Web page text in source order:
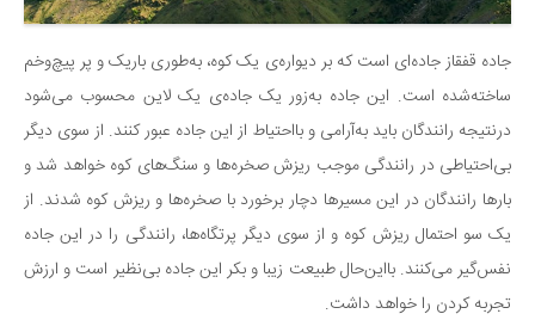
جاده قفقاز جاده‌ای است که بر دیواره‌ی یک کوه، به‌طوری باریک و پر پیچ‌وخم
ساخته‌شده است. این جاده به‌زور یک جاده‌ی یک لاین محسوب می‌شود
درنتیجه رانندگان باید به‌آرامی و بااحتیاط از این جاده عبور کنند. از سوی دیگر
بی‌احتیاطی در رانندگی موجب ریزش صخره‌ها و سنگ‌های کوه خواهد شد و
بارها رانندگان در این مسیرها دچار برخورد با صخره‌ها و ریزش کوه شدند. از
یک سو احتمال ریزش کوه و از سوی دیگر پرتگاه‌ها، رانندگی را در این جاده
نفس‌گیر می‌کنند. بااین‌حال طبیعت زیبا و بکر این جاده بی‌نظیر است و ارزش
تجربه کردن را خواهد داشت.